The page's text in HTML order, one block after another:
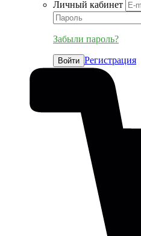
Личный кабинет
Забыли пароль?
Войти Регистрация